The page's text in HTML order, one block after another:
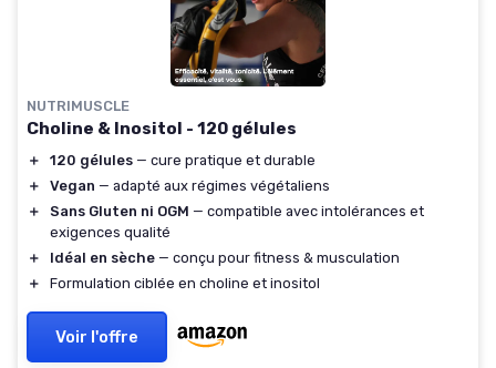
NUTRIMUSCLE
Choline & Inositol - 120 gélules
＋ 120 gélules — cure pratique et durable
＋
Vegan — adapté aux régimes végétaliens
＋
Sans Gluten ni OGM — compatible avec intolérances et
exigences qualité
＋
Idéal en sèche — conçu pour fitness & musculation
＋
Formulation ciblée en choline et inositol
Voir l'offre